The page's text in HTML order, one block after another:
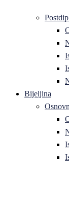
Bijeljina